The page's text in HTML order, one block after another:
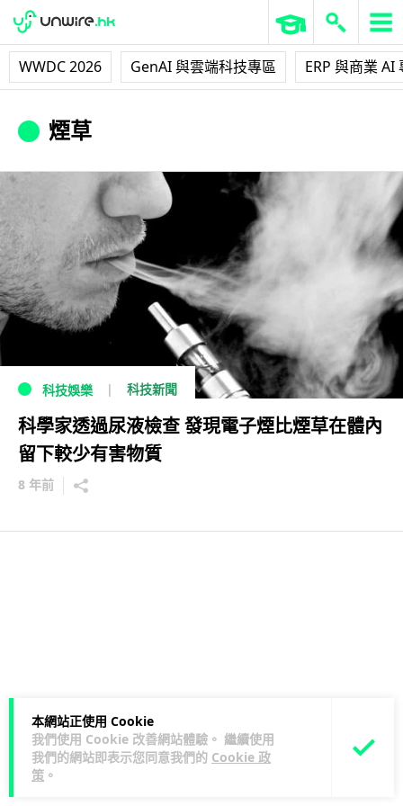
WWDC 2026 GenAI 與雲端科技專區 ERP 與商業 AI
本網站正使用 Cookie
我們使用 Cookie 改善網站體驗。 繼續使用
我們的網站即表示您同意我們的 Cookie 政
策 。
煙草
科技娛樂 科技新聞
科學家透過尿液檢查 發現電子煙比煙草在體內
留下較少有害物質
8 年前